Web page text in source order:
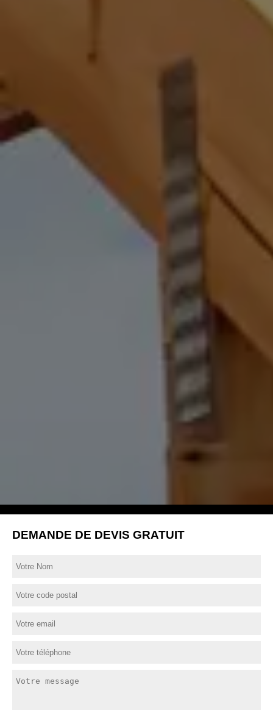
DEMANDE DE DEVIS GRATUIT